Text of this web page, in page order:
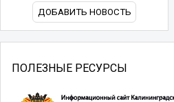
ДОБАВИТЬ НОВОСТЬ
ПОЛЕЗНЫЕ РЕСУРСЫ